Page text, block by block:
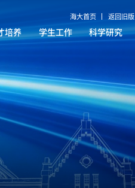
海大首页 返回旧版
培养 学生工作 科学研究